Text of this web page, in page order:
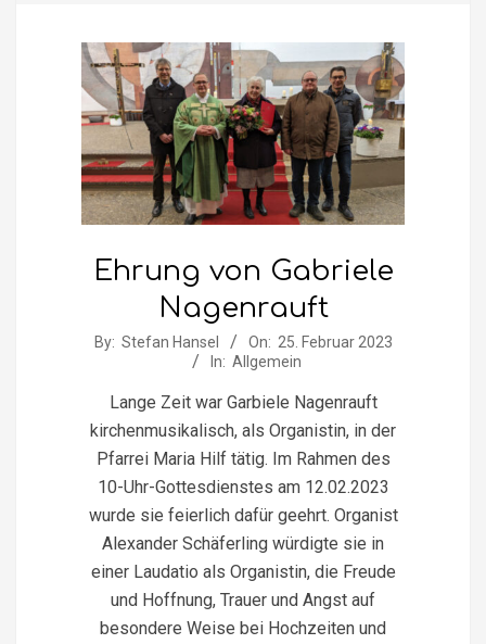
Ehrung von Gabriele
Nagenrauft
2023-
By: Stefan Hansel On: 25. Februar 2023
In: Allgemein
Lange Zeit war Garbiele Nagenrauft
kirchenmusikalisch, als Organistin, in der
Pfarrei Maria Hilf tätig. Im Rahmen des
10-Uhr-Gottesdienstes am 12.02.2023
wurde sie feierlich dafür geehrt. Organist
Alexander Schäferling würdigte sie in
einer Laudatio als Organistin, die Freude
und Hoffnung, Trauer und Angst auf
besondere Weise bei Hochzeiten und